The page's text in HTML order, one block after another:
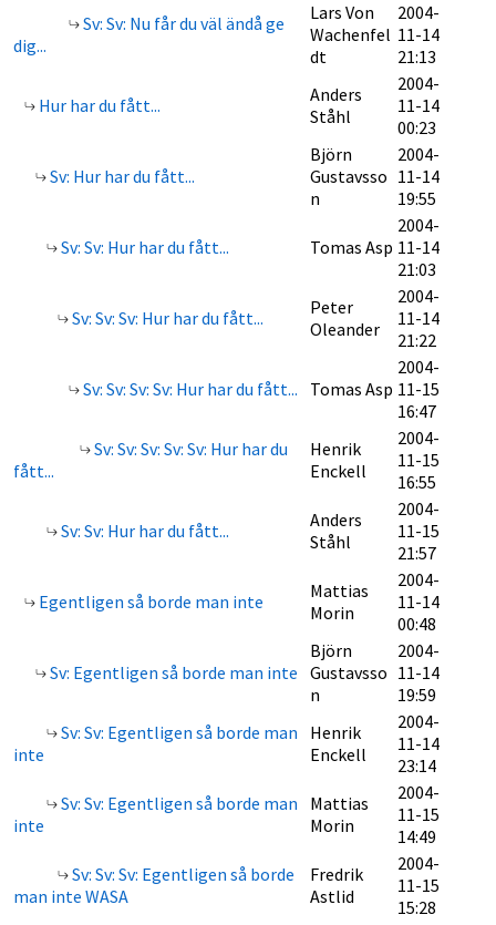
Sv: Sv: Nu får du väl ändå ge
dig...
Lars Von
Wachenfel
dt
2004-
11-14
21:13
Hur har du fått...
Anders
Ståhl
2004-
11-14
00:23
Sv: Hur har du fått...
Björn
Gustavsso
n
2004-
11-14
19:55
Sv: Sv: Hur har du fått... Tomas Asp
2004-
11-14
21:03
Sv: Sv: Sv: Hur har du fått...
Peter
Oleander
2004-
11-14
21:22
Sv: Sv: Sv: Sv: Hur har du fått... Tomas Asp
2004-
11-15
16:47
Sv: Sv: Sv: Sv: Sv: Hur har du
fått...
Henrik
Enckell
2004-
11-15
16:55
Sv: Sv: Hur har du fått...
Anders
Ståhl
2004-
11-15
21:57
Egentligen så borde man inte
Mattias
Morin
2004-
11-14
00:48
Sv: Egentligen så borde man inte
Björn
Gustavsso
n
2004-
11-14
19:59
Sv: Sv: Egentligen så borde man
inte
Henrik
Enckell
2004-
11-14
23:14
Sv: Sv: Egentligen så borde man
inte
Mattias
Morin
2004-
11-15
14:49
Sv: Sv: Sv: Egentligen så borde
man inte WASA
Fredrik
Astlid
2004-
11-15
15:28